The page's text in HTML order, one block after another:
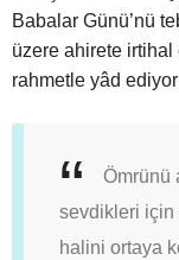
Babalar Günü’nü
üzere ahirete irtihal
rahmetle yâd
Ömrünü
sevdikleri için
halini ortaya